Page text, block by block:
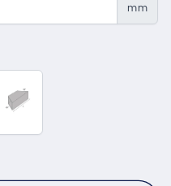
mm
45°-45°